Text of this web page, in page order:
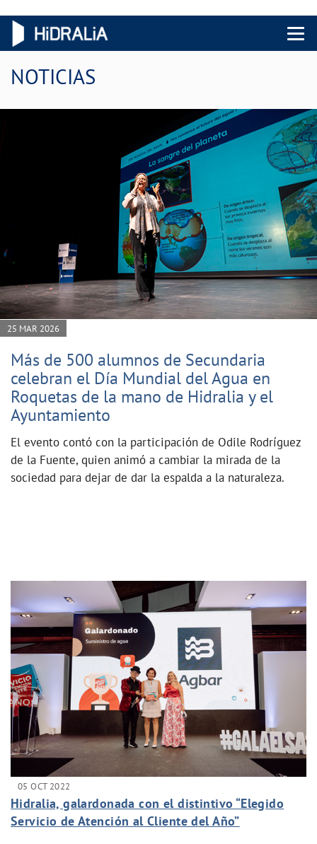
Menu
NOTICIAS
25 MAR 2026
Más de 500 alumnos de Secundaria
celebran el Día Mundial del Agua en
Roquetas de la mano de Hidralia y el
Ayuntamiento
El evento contó con la participación de Odile Rodríguez
de la Fuente, quien animó a cambiar la mirada de la
sociedad para dejar de dar la espalda a la naturaleza.
05 OCT 2022
Hidralia, galardonada con el distintivo “Elegido
Servicio de Atención al Cliente del Año”